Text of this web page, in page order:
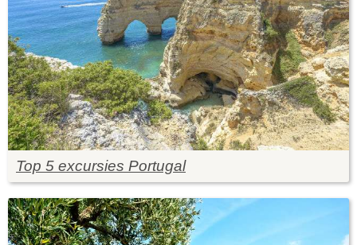
Top 5 excursies Portugal